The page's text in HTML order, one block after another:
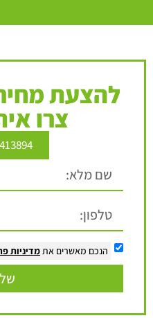
להצעת
צרו
הנכם מאשרים את מדיניות